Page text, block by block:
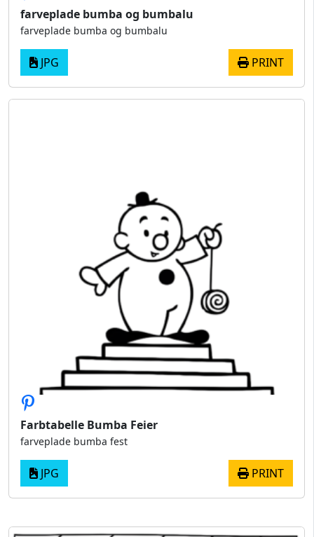
farveplade bumba og bumbalu
farveplade bumba og bumbalu
JPG PRINT
Farbtabelle Bumba Feier
farveplade bumba fest
JPG PRINT